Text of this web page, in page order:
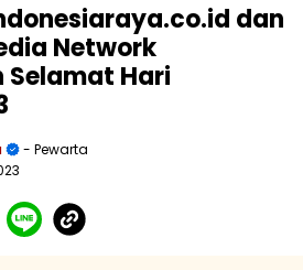
dan
Network
Hari
- Pewarta